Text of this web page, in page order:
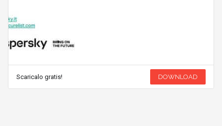
Scaricalo gratis! DOWNLOAD